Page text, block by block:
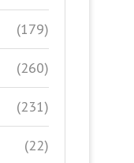
(179)
(260)
(231)
(22)